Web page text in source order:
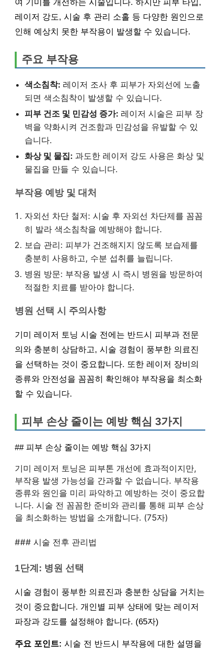
여 기미를 개선하는 시술입니다. 하지만 피부 타입,
레이저 강도, 시술 후 관리 소홀 등 다양한 원인으로
인해 예상치 못한 부작용이 발생할 수 있습니다.
주요 부작용
색소침착: 레이저 조사 후 피부가 자외선에 노출
되면 색소침착이 발생할 수 있습니다.
피부 건조 및 민감성 증가: 레이저 시술은 피부 장
벽을 약화시켜 건조함과 민감성을 유발할 수 있
습니다.
화상 및 물집: 과도한 레이저 강도 사용은 화상 및
물집을 만들 수 있습니다.
부작용 예방 및 대처
자외선 차단 철저: 시술 후 자외선 차단제를 꼼꼼
히 발라 색소침착을 예방해야 합니다.
보습 관리: 피부가 건조해지지 않도록 보습제를
충분히 사용하고, 수분 섭취를 늘립니다.
병원 방문: 부작용 발생 시 즉시 병원을 방문하여
적절한 치료를 받아야 합니다.
병원 선택 시 주의사항
기미 레이저 토닝 시술 전에는 반드시 피부과 전문
의와 충분히 상담하고, 시술 경험이 풍부한 의료진
을 선택하는 것이 중요합니다. 또한 레이저 장비의
종류와 안전성을 꼼꼼히 확인해야 부작용을 최소화
할 수 있습니다.
피부 손상 줄이는 예방 핵심 3가지
## 피부 손상 줄이는 예방 핵심 3가지
기미 레이저 토닝은 피부톤 개선에 효과적이지만,
부작용 발생 가능성을 간과할 수 없습니다. 부작용
종류와 원인을 미리 파악하고 예방하는 것이 중요합
니다. 시술 전 꼼꼼한 준비와 관리를 통해 피부 손상
을 최소화하는 방법을 소개합니다. (75자)
### 시술 전후 관리법
1단계: 병원 선택
시술 경험이 풍부한 의료진과 충분한 상담을 거치는
것이 중요합니다. 개인별 피부 상태에 맞는 레이저
파장과 강도를 설정해야 합니다. (65자)
주요 포인트: 시술 전 반드시 부작용에 대한 설명을